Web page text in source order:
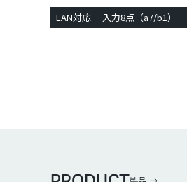
LAN対応
入力8点（a7/b1）